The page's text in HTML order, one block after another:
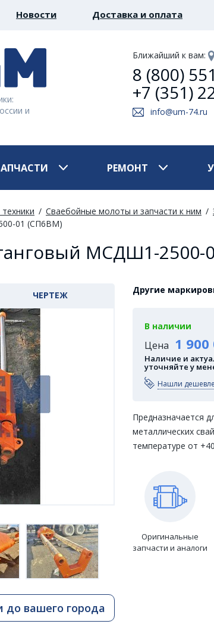
Новости Доставка и оплата
и
Ближайший к вам:
8 (800)
+7 (351)
info@um-74.ru
РЕМОНТ
Сваебойные молоты и запчасти к ним
01 (СП6ВМ)
МСДШ1-2500-
ЧЕРТЕЖ Другие
В наличии
Цена 1 900
Наличие и
уточняйте у
Нашли
Предназначается
металлических
температуре от
Оригинальные
запчасти и аналоги
до вашего города